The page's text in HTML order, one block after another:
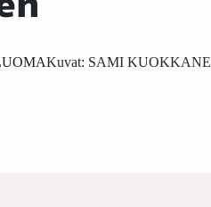
Kuvat: SAMI